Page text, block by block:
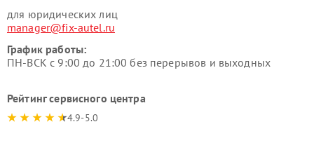
для юридических лиц
manager@fix-autel.ru
График работы:
ПН-ВСК с 9:00 до 21:00 без перерывов и выходных
Рейтинг сервисного центра
4.9-5.0